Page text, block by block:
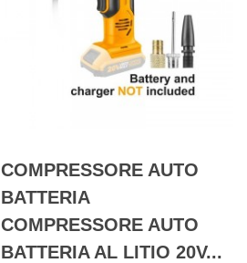
COMPRESSORE AUTO
BATTERIA
COMPRESSORE AUTO
BATTERIA AL LITIO 20V...